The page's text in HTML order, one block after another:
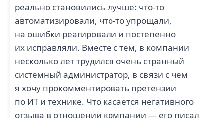
реально становились лучше: что-то
автоматизировали, что-то упрощали,
на ошибки реагировали и постепенно
их исправляли. Вместе с тем, в компании
несколько лет трудился очень странный
системный администратор, в связи с чем
я хочу прокомментировать претензии
по ИТ и технике. Что касается негативного
отзыва в отношении компании — его писал